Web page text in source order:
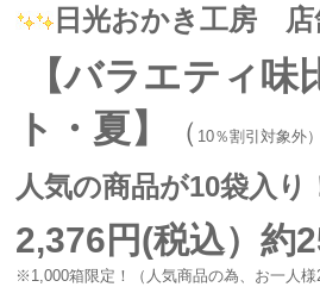
日光おかき工房 店
【バラエティ味
ト・夏】 （ 10％割引対象外）
人気の商品が10袋入り
2,376円(税込）約
※1,000箱限定！（人気商品の為、お一人